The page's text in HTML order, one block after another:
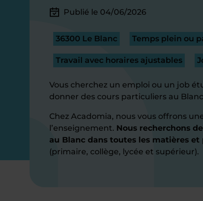
Publié le 04/06/2026
36300 Le Blanc Temps plein ou
Travail avec horaires ajustables
Vous cherchez un emploi ou un job
donner des cours particuliers au
Chez Acadomia, nous vous offrons
l’enseignement. Nous recherchons
au Blanc dans toutes les matières
(primaire, collège, lycée et supérieur).